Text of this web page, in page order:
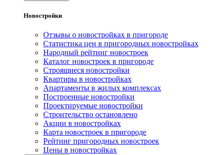
Новостройки
Отзывы о новостройках в пригороде
Статистика цен в пригородных новостройках
Народный рейтинг новостроек
Каталог новостроек в пригороде
Строящиеся новостройки
Квартиры в новостройках
Апартаменты в жилых комплексах
Построенные новостройки
Проектируемые новостройки
Строительство остановлено
Акции в новостройках
Карта новостроек в пригороде
Рейтинг пригородных новостроек
Цены в новостройках